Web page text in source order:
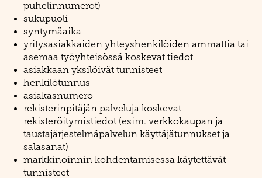
puhelinnumerot)
sukupuoli
syntymäaika
yritysasiakkaiden yhteyshenkilöiden ammattia tai
asemaa työyhteisössä koskevat tiedot
asiakkaan yksilöivät tunnisteet
henkilötunnus
asiakasnumero
rekisterinpitäjän palveluja koskevat
rekisteröitymistiedot (esim. verkkokaupan ja
taustajärjestelmäpalvelun käyttäjätunnukset ja
salasanat)
markkinoinnin kohdentamisessa käytettävät
tunnisteet